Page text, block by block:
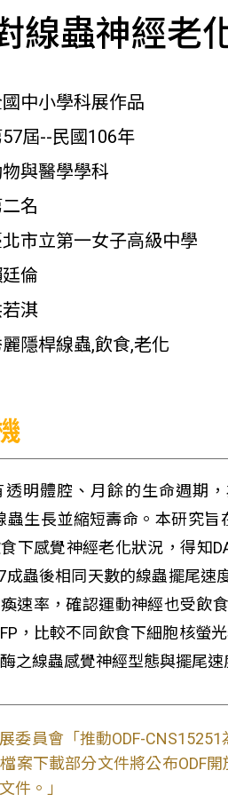
線蟲神經老
中小學科展作品
屆--民國106年
與醫學學科
名
市立第一女子高級中學
倫
淇
隱桿線蟲,飲食,老化
明體腔、月餘的生命週期
蟲生長並縮短壽命。本研究
下感覺神經老化狀況，得知
成蟲後相同天數的線蟲擺尾
速率，確認運動神經也受飲
，比較不同飲食下細胞核螢
之線蟲感覺神經型態與擺尾
展委員會「推動ODF-
案下載部分文件將公布ODF
件。」